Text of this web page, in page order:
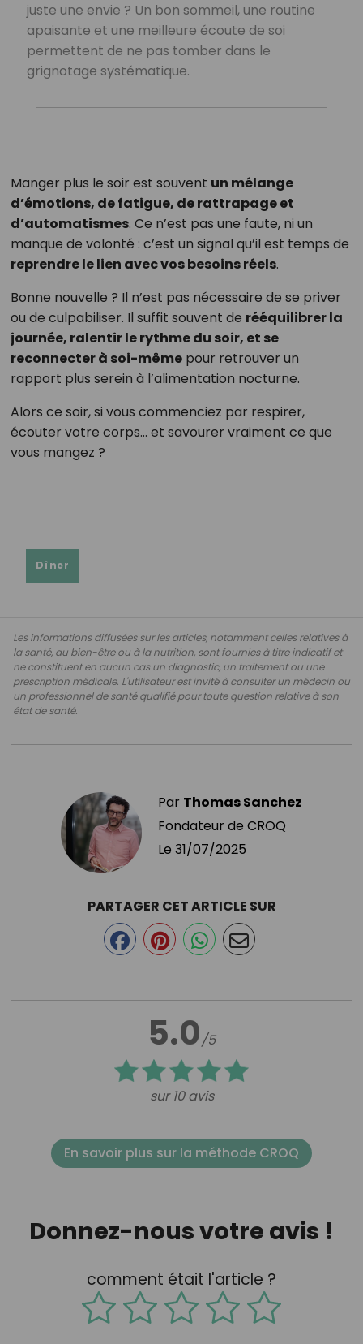
juste une envie ? Un bon sommeil, une routine
apaisante et une meilleure écoute de soi
permettent de ne pas tomber dans le
grignotage systématique.
Manger plus le soir est souvent un mélange
d’émotions, de fatigue, de rattrapage et
d’automatismes. Ce n’est pas une faute, ni un
manque de volonté : c’est un signal qu’il est temps de
reprendre le lien avec vos besoins réels.
Bonne nouvelle ? Il n’est pas nécessaire de se priver
ou de culpabiliser. Il suffit souvent de rééquilibrer la
journée, ralentir le rythme du soir, et se
reconnecter à soi-mêmepour retrouver un
rapport plus serein à l’alimentation nocturne.
Alors ce soir, si vous commenciez par respirer,
écouter votre corps… et savourer vraiment ce que
vous mangez ?
Dîner
Les informations diffusées sur les articles, notamment celles relatives à
la santé, au bien-être ou à la nutrition, sont fournies à titre indicatif et
ne constituent en aucun cas un diagnostic, un traitement ou une
prescription médicale. L'utilisateur est invité à consulter un médecin ou
un professionnel de santé qualifié pour toute question relative à son
état de santé.
Par Thomas Sanchez
Fondateur de CROQ
Le 31/07/2025
5.0/5
sur 10 avis
PARTAGER CET ARTICLE SUR
En savoir plus sur la méthode CROQ
Donnez-nous votre avis !
comment était l'article ?